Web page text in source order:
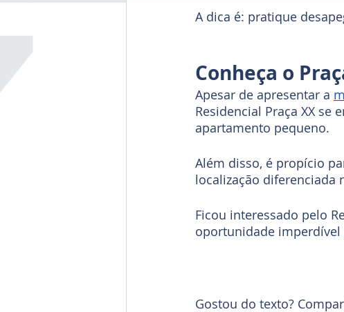
A dica é: pratique
Conheça o
Apesar de apresentar a
Residencial Praça XX se
apartamento pequeno.
Além disso, é propício
localização diferenciada
Ficou interessado pelo
oportunidade imperdível
Gostou do texto?